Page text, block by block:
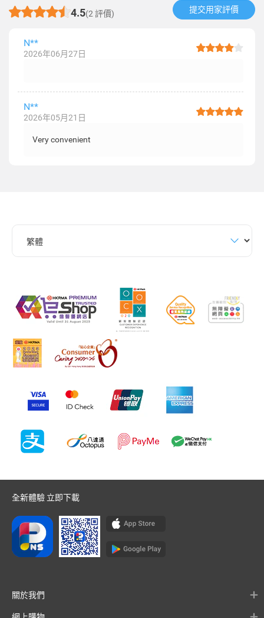
4.5(2 評價) 提交用家評價​
N**
2026年06月27日
N**
2026年05月21日
Very convenient
全新體驗 立即下載
關於我們